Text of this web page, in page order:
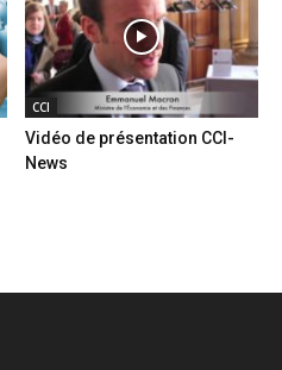
CCI
Vidéo de présentation CCI-
News